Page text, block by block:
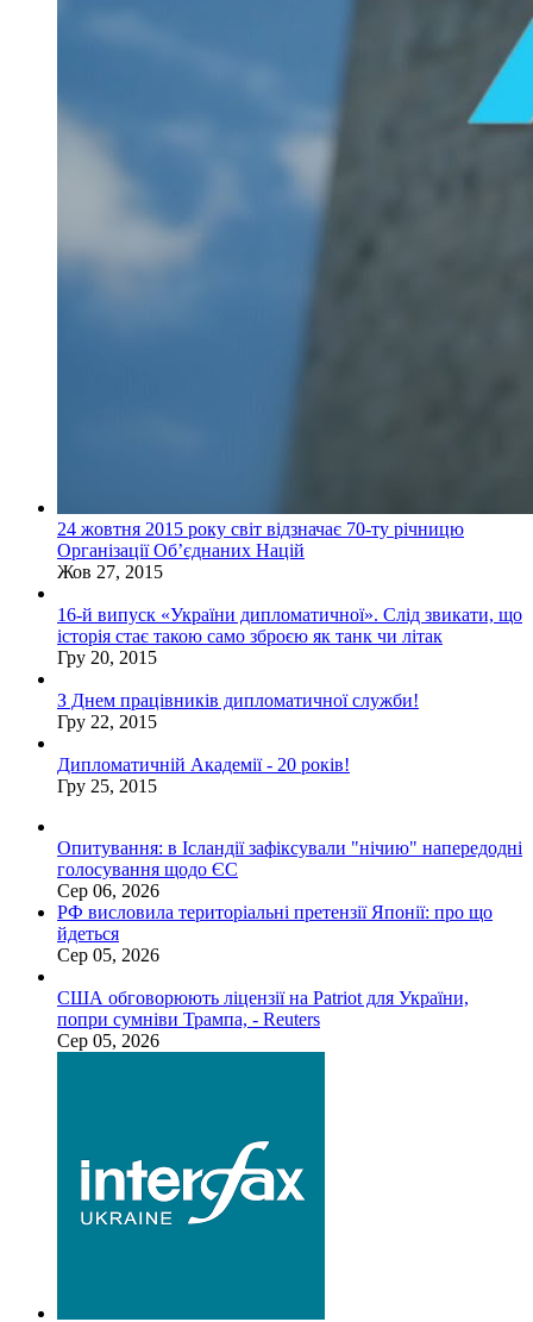
24 жовтня 2015 року світ відзначає 70-ту річницю
Організації Об’єднаних Націй
Жов 27, 2015
16-й випуск «України дипломатичної». Слід звикати, що
історія стає такою само зброєю як танк чи літак
Гру 20, 2015
З Днем працівників дипломатичної служби!
Гру 22, 2015
Дипломатичній Академії - 20 років!
Гру 25, 2015
Опитування: в Ісландії зафіксували "нічию" напередодні
голосування щодо ЄС
Сер 06, 2026
РФ висловила територіальні претензії Японії: про що
йдеться
Сер 05, 2026
США обговорюють ліцензії на Patriot для України,
попри сумніви Трампа, - Reuters
Сер 05, 2026